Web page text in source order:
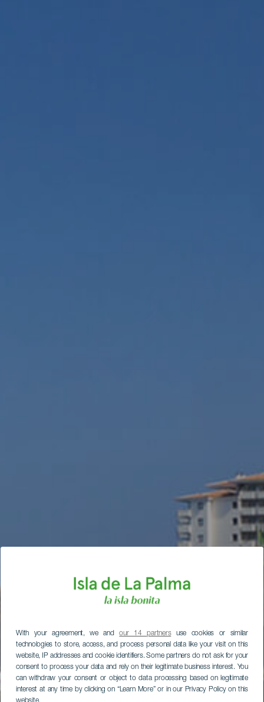
With your agreement, we andour 14 partnersuse cookies or similar
technologies to store, access, and process personal data like your visit on this
website, IP addresses and cookie identifiers. Some partners do not ask for your
consent to process your data and rely on their legitimate business interest. You
can withdraw your consent or object to data processing based on legitimate
interest at any time by clicking on “Learn More” or in our Privacy Policy on this